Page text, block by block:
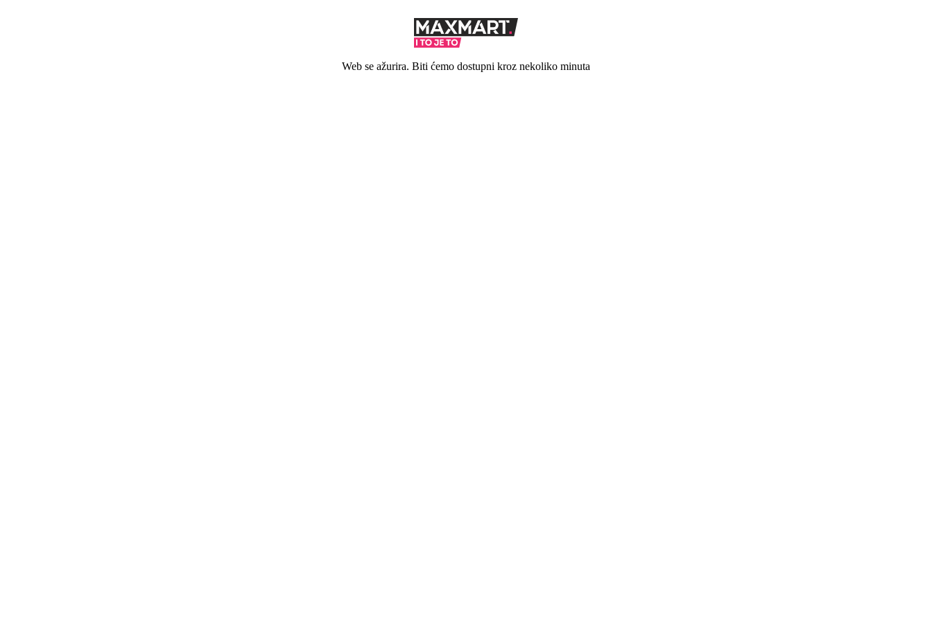
Web se ažurira. Biti ćemo dostupni kroz nekoliko minuta